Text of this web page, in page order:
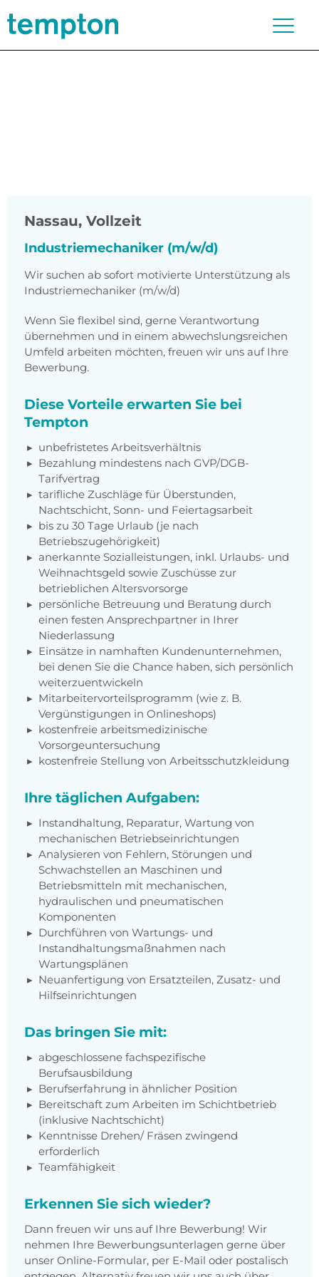
Nassau, Vollzeit
Industriemechaniker (m/w/d)
Wir suchen ab sofort motivierte Unterstützung als
Industriemechaniker (m/w/d)
Wenn Sie flexibel sind, gerne Verantwortung
übernehmen und in einem abwechslungsreichen
Umfeld arbeiten möchten, freuen wir uns auf Ihre
Bewerbung.
Diese Vorteile erwarten Sie bei
Tempton
unbefristetes Arbeitsverhältnis
Bezahlung mindestens nach GVP/DGB-
Tarifvertrag
tarifliche Zuschläge für Überstunden,
Nachtschicht, Sonn- und Feiertagsarbeit
bis zu 30 Tage Urlaub (je nach
Betriebszugehörigkeit)
anerkannte Sozialleistungen, inkl. Urlaubs- und
Weihnachtsgeld sowie Zuschüsse zur
betrieblichen Altersvorsorge
persönliche Betreuung und Beratung durch
einen festen Ansprechpartner in Ihrer
Niederlassung
Einsätze in namhaften Kundenunternehmen,
bei denen Sie die Chance haben, sich persönlich
weiterzuentwickeln
Mitarbeitervorteilsprogramm (wie z. B.
Vergünstigungen in Onlineshops)
kostenfreie arbeitsmedizinische
Vorsorgeuntersuchung
kostenfreie Stellung von Arbeitsschutzkleidung
Ihre täglichen Aufgaben:
Instandhaltung, Reparatur, Wartung von
mechanischen Betriebseinrichtungen
Analysieren von Fehlern, Störungen und
Schwachstellen an Maschinen und
Betriebsmitteln mit mechanischen,
hydraulischen und pneumatischen
Komponenten
Durchführen von Wartungs- und
Instandhaltungsmaßnahmen nach
Wartungsplänen
Neuanfertigung von Ersatzteilen, Zusatz- und
Hilfseinrichtungen
Das bringen Sie mit:
abgeschlossene fachspezifische
Berufsausbildung
Berufserfahrung in ähnlicher Position
Bereitschaft zum Arbeiten im Schichtbetrieb
(inklusive Nachtschicht)
Kenntnisse Drehen/ Fräsen zwingend
erforderlich
Teamfähigkeit
Erkennen Sie sich wieder?
Dann freuen wir uns auf Ihre Bewerbung! Wir
nehmen Ihre Bewerbungsunterlagen gerne über
unser Online-Formular, per E-Mail oder postalisch